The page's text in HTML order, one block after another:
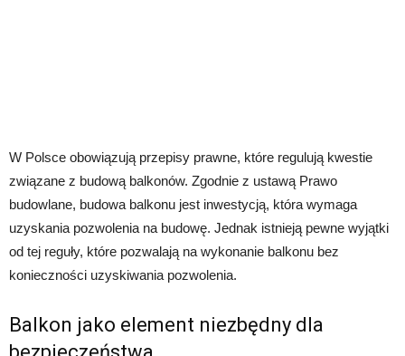
W Polsce obowiązują przepisy prawne, które regulują kwestie
związane z budową balkonów. Zgodnie z ustawą Prawo
budowlane, budowa balkonu jest inwestycją, która wymaga
uzyskania pozwolenia na budowę. Jednak istnieją pewne wyjątki
od tej reguły, które pozwalają na wykonanie balkonu bez
konieczności uzyskiwania pozwolenia.
Balkon jako element niezbędny dla